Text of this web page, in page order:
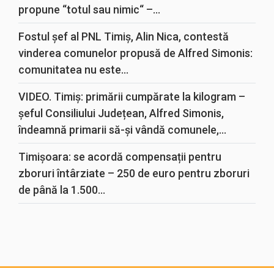
propune “totul sau nimic“ –...
Fostul șef al PNL Timiș, Alin Nica, contestă
vinderea comunelor propusă de Alfred Simonis:
comunitatea nu este...
VIDEO. Timiș: primării cumpărate la kilogram –
șeful Consiliului Județean, Alfred Simonis,
îndeamnă primarii să-și vândă comunele,...
Timișoara: se acordă compensații pentru
zboruri întârziate – 250 de euro pentru zboruri
de până la 1.500...